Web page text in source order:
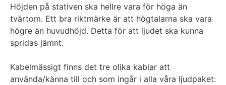
Höjden på stativen ska hellre vara för höga än
tvärtom. Ett bra riktmärke är att högtalarna ska vara
högre än huvudhöjd. Detta för att ljudet ska kunna
spridas jämnt.
Kabelmässigt finns det tre olika kablar att
använda/känna till och som ingår i alla våra ljudpaket: